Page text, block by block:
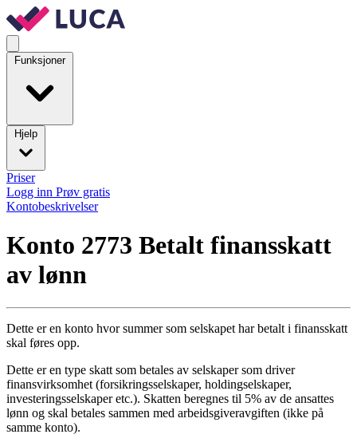
Funksjoner
Hjelp
Priser
Logg inn Prøv gratis
Kontobeskrivelser
Konto 2773 Betalt finansskatt
av lønn
Dette er en konto hvor summer som selskapet har betalt i finansskatt
skal føres opp.
Dette er en type skatt som betales av selskaper som driver
finansvirksomhet (forsikringsselskaper, holdingselskaper,
investeringsselskaper etc.). Skatten beregnes til 5% av de ansattes
lønn og skal betales sammen med arbeidsgiveravgiften (ikke på
samme konto).